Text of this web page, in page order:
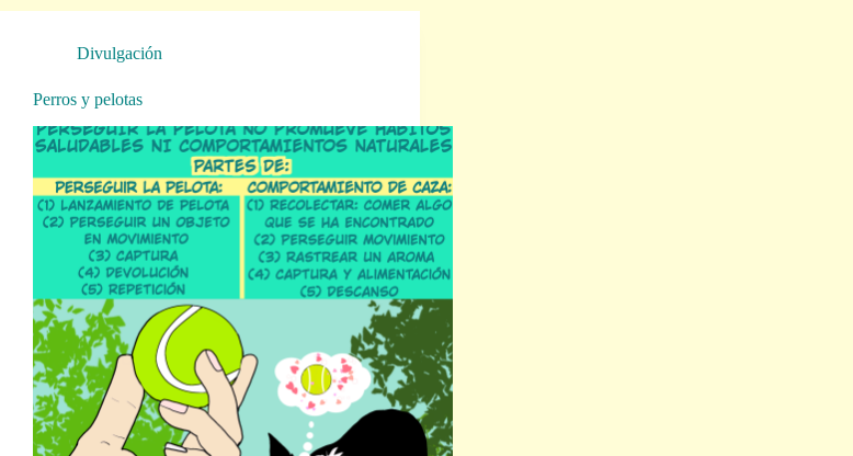
Divulgación
Perros y pelotas